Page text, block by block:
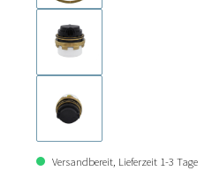
Versandbereit, Lieferzeit 1-3 Tage